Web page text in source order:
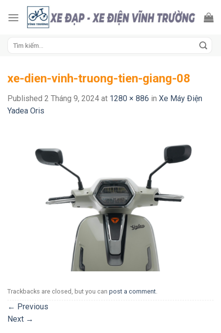
xe-dien-vinh-truong-tien-giang-08
Published 2 Tháng 9, 2024 at 1280 × 886 in Xe Máy Điện
Yadea Oris
Trackbacks are closed, but you can post a comment
← Previous
Next →